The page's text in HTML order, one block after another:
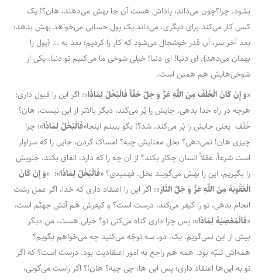
بشود. چرا؟چون می‌داند، پاداش هست آن جا بهش می‌دهند، هان؟! یک
کسی کار می‌کند برای دیگری، می‌داند یک پول حسابی می‌خواهد بهش بدهد؛
بعد آخر سر، آن قدر خوشحال می‌شود که کار را کردیم؛ بعد به … {پول را
بهمان می‌دهد}. ای دنیا! ای دنیا! خیلی شوخی ما می‌کنیم تو دنیا، یکی از
شوخی‌هایش هم همین است.
«وَ إِنْ کَانَ الْخَلَفُ مِنَ اللَّهِ عَزَّ وَ جَلَّ حَقّاً فَالْبُخْلُ لِمَاذَا»؛ اگر این را قبول داری؛
هرچه در راه خدا بدهی، جایش را پُر می‌کند، دیگر بالاتر از این نیست، هان؟
خَلَف یعنی جایش را پُر می‌کند. شد؟! بگو ببینم اینجا«فَالْبُخْلُ لِمَاذَا»؛ چرا
چیزی هان! نمی‌دهی؟ بخل معنایش چیه؟ امساک کردن، جایی را که سزاوار
است شرعاً، عقلاً انسان چکار بکند؟ از آن چه را که دارد، انفاق بکند. جلویش
را بگیریم، این را بهش می‌گویند بخل. فهمیدی؟ «فَالْبُخْلُ لِمَاذَا»؛ «وَ إِنْ کَانَ
الْعُقُوبَهُ مِنَ اللَّهِ عَزَّ وَ جَلَّ النَّارَ»؛ اگر این را اعتقاد داری که خدا، اگر عمل زشت
انجام بدهی، تو را کیفر می‌کند. درست است؟ و کیفرش هم آتش جهنّم است،
«فَالْمَعْصِیَهُ لِمَاذَا»؛ پس چرا داری گناه می‌کنی تو؟ خیلی هست، من دیگر
بیش از این نمی‌گویم. یک، دو، سه توجّه می‌کنید چه می‌خواهم بگویم؟
همه‌اش تنبّه بود. همه هم راجع به امور اعتقادیت بود. درست است؟ که اگر
تو به این‌ها اعتقاد داری؛ پس این ها، چی چیه؟ هان!؟ اگر راست می‌گویی،